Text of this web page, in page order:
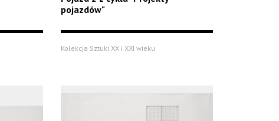
pojazdów"
Kolekcja Sztuki XX i XXI wieku